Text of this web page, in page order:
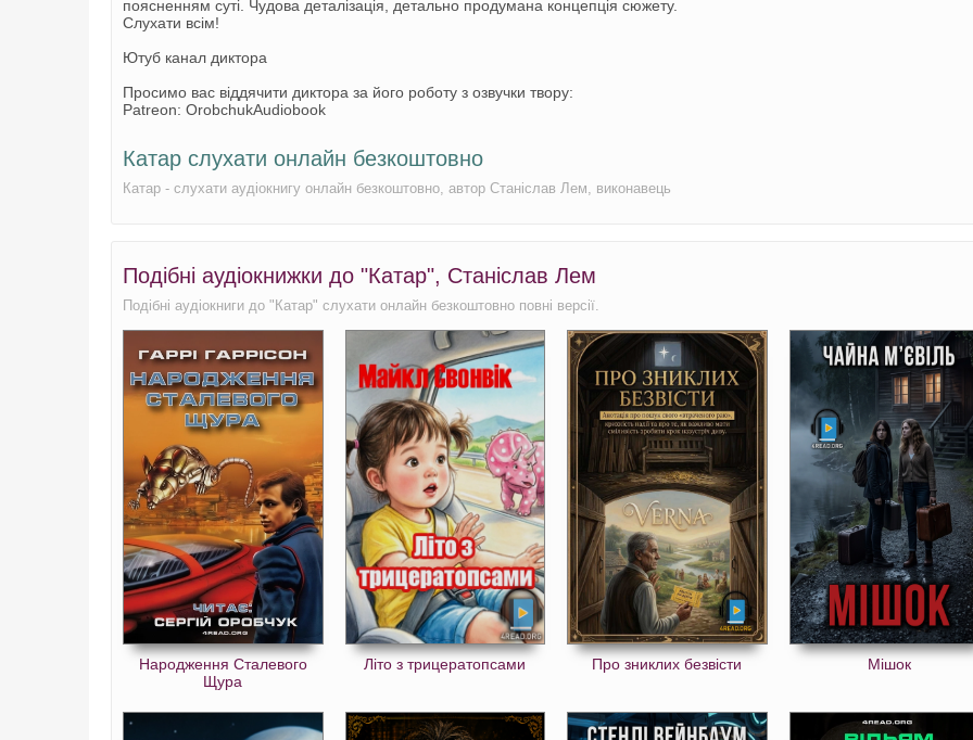
поясненням суті. Чудова деталізація, детально продумана концепція сюжету.
Слухати всім!
Ютуб канал диктора
Просимо вас віддячити диктора за його роботу з озвучки твору:
Patreon: OrobchukAudiobook
Катар слухати онлайн безкоштовно
Катар - слухати аудіокнигу онлайн безкоштовно, автор Станіслав Лем, виконавець
Подібні аудіокнижки до "Катар", Станіслав Лем
Подібні аудіокниги до "Катар" слухати онлайн безкоштовно повні версії.
Народження Сталевого
Щура
Літо з трицератопсами Про зниклих безвісти Мішок